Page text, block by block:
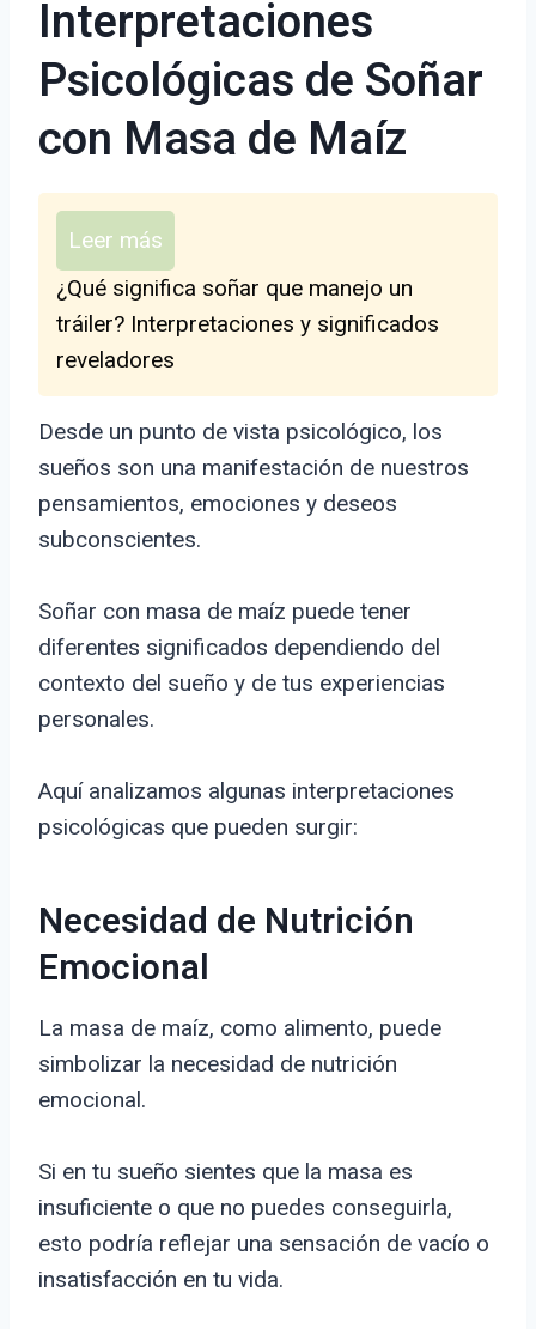
Interpretaciones
Psicológicas de Soñar
con Masa de Maíz
Leer más
¿Qué significa soñar que manejo un
tráiler? Interpretaciones y significados
reveladores
Desde un punto de vista psicológico, los
sueños son una manifestación de nuestros
pensamientos, emociones y deseos
subconscientes.
Soñar con masa de maíz puede tener
diferentes significados dependiendo del
contexto del sueño y de tus experiencias
personales.
Aquí analizamos algunas interpretaciones
psicológicas que pueden surgir:
Necesidad de Nutrición
Emocional
La masa de maíz, como alimento, puede
simbolizar la necesidad de nutrición
emocional.
Si en tu sueño sientes que la masa es
insuficiente o que no puedes conseguirla,
esto podría reflejar una sensación de vacío o
insatisfacción en tu vida.